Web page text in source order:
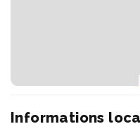
Informations